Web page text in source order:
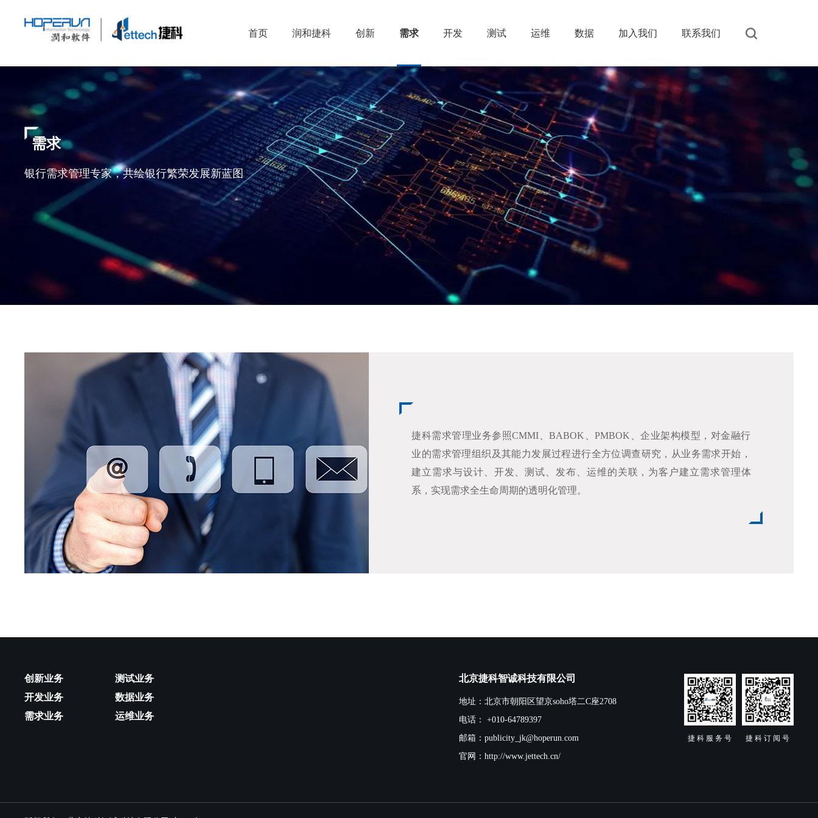
首页 润和捷科 创新 需求 开发 测试 运维 数据 加入我们 联系我们
需求
银行需求管理专家，共绘银行繁荣发展新蓝图
捷科需求管理业务参照CMMI、BABOK、PMBOK、企业架构模型，对金融行
业的需求管理组织及其能力发展过程进行全方位调查研究，从业务需求开始，
建立需求与设计、开发、测试、发布、运维的关联，为客户建立需求管理体
系，实现需求全生命周期的透明化管理。
创新业务
测试业务
开发业务
数据业务
需求业务
运维业务
捷 科 服 务 号 捷 科 订 阅 号
北京捷科智诚科技有限公司
地址：北京市朝阳区望京soho塔二C座2708
电话： +010-64789397
邮箱：publicity_jk@hoperun.com
官网：http://www.jettech.cn/